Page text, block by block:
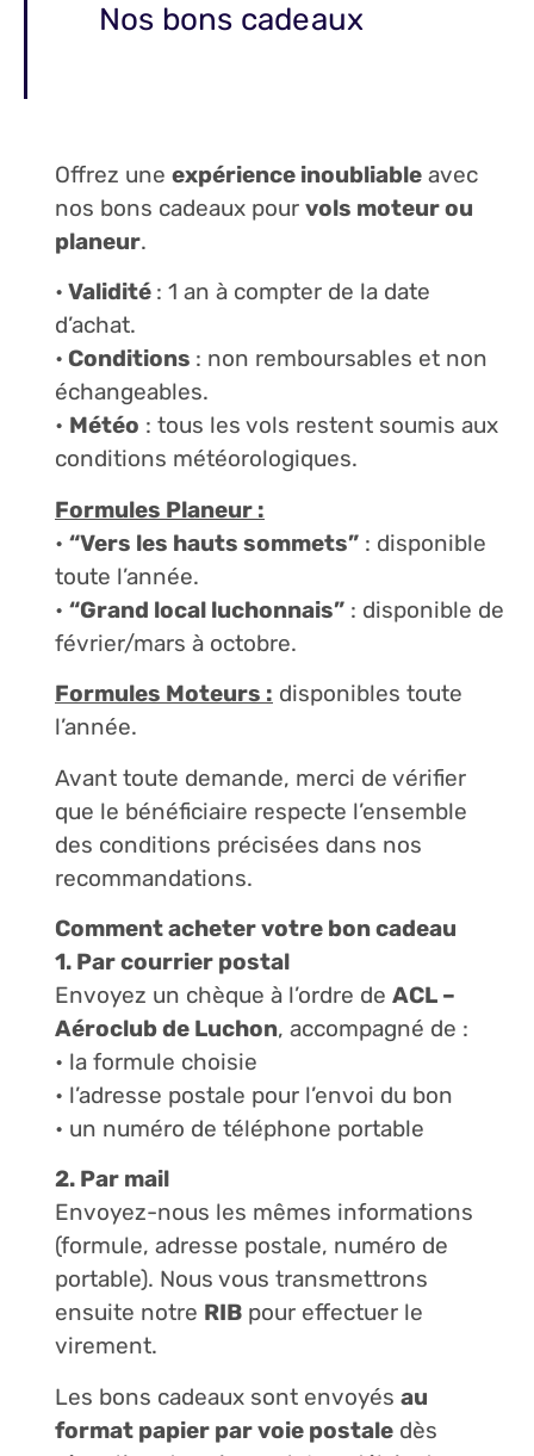
Nos bons cadeaux
Offrez une expérience inoubliable avec
nos bons cadeaux pour vols moteur ou
planeur.
• Validité : 1 an à compter de la date
d’achat.
• Conditions : non remboursables et non
échangeables.
• Météo : tous les vols restent soumis aux
conditions météorologiques.
Formules Planeur :
• “Vers les hauts sommets” : disponible
toute l’année.
• “Grand local luchonnais” : disponible de
février/mars à octobre.
Formules Moteurs : disponibles toute
l’année.
Avant toute demande, merci de vérifier
que le bénéficiaire respecte l’ensemble
des conditions précisées dans nos
recommandations.
Comment acheter votre bon cadeau
1. Par courrier postal
Envoyez un chèque à l’ordre de ACL –
Aéroclub de Luchon, accompagné de :
• la formule choisie
• l’adresse postale pour l’envoi du bon
• un numéro de téléphone portable
2. Par mail
Envoyez-nous les mêmes informations
(formule, adresse postale, numéro de
portable). Nous vous transmettrons
ensuite notre RIB pour effectuer le
virement.
Les bons cadeaux sont envoyés au
format papier par voie postale dès